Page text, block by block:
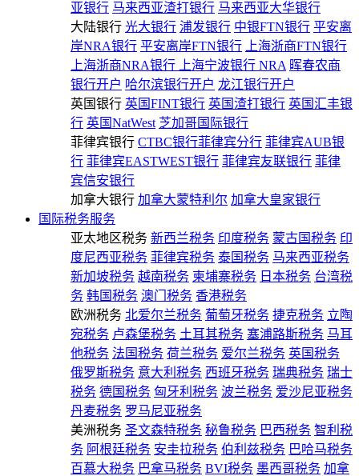
亚银行 马来西亚渣打银行 马来西亚大华银行
大陆银行 光大银行 浦发银行 中银FTN银行 平安离
岸NRA银行 平安离岸FTN银行
上海浙商FTN银行
上海浙商NRA银行
上海宁波银行 NRA 晖春农商
银行开户 哈尔滨银行开户 龙江银行开户
英国银行 英国FINT银行 英国渣打银行 英国汇丰银
行 英国NatWest 芝加哥国际银行
菲律宾银行 CTBC银行菲律宾分行 菲律宾AUB银
行 菲律宾EASTWEST银行 菲律宾友联银行 菲律
宾信安银行
加拿大银行 加拿大蒙特利尔 加拿大皇家银行
国际税务服务
亚太地区税务 新西兰税务 印度税务 蒙古国税务 印
度尼西亚税务 菲律宾税务 泰国税务 马来西亚税务
新加坡税务 越南税务 柬埔寨税务 日本税务 台湾税
务 韩国税务 澳门税务 香港税务
欧洲税务 北爱尔兰税务 葡萄牙税务 捷克税务 立陶
宛税务 卢森堡税务 土耳其税务 塞浦路斯税务 马耳
他税务 法国税务 荷兰税务 爱尔兰税务 英国税务
俄罗斯税务 意大利税务 西班牙税务 瑞典税务 瑞士
税务 德国税务 匈牙利税务 波兰税务 爱沙尼亚税务
丹麦税务 罗马尼亚税务
美洲税务 圣文森特税务 秘鲁税务 巴西税务 智利税
务 阿根廷税务 安圭拉税务 伯利兹税务 巴哈马税务
百慕大税务 巴拿马税务 BVI税务 墨西哥税务 加拿